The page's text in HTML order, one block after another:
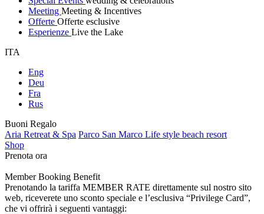
Meeting Meeting & Incentives
Offerte Offerte esclusive
Esperienze Live the Lake
ITA
Eng
Deu
Fra
Rus
Buoni Regalo
Aria Retreat & Spa Parco San Marco Life style beach resort
Shop
Prenota ora
Member Booking Benefit
Prenotando la tariffa MEMBER RATE direttamente sul nostro sito
web, riceverete uno sconto speciale e l’esclusiva “Privilege Card”,
che vi offrirà i seguenti vantaggi: